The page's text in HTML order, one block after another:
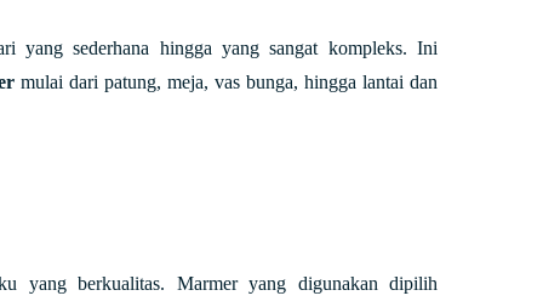
yang sederhana hingga yang sangat kompleks. Ini
mulai dari patung, meja, vas bunga, hingga lantai dan
yang berkualitas. Marmer yang digunakan dipilih